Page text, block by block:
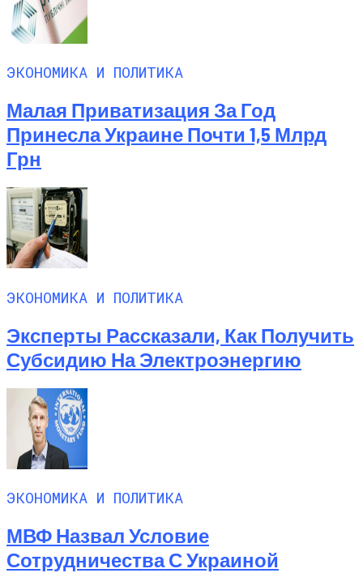
ЭКОНОМИКА И ПОЛИТИКА
Малая Приватизация За Год
Принесла Украине Почти 1,5 Млрд
Грн
ЭКОНОМИКА И ПОЛИТИКА
Эксперты Рассказали, Как Получить
Субсидию На Электроэнергию
ЭКОНОМИКА И ПОЛИТИКА
МВФ Назвал Условие
Сотрудничества С Украиной